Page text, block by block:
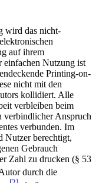
wird das nicht-
auf ihrem
einfachen Nutzung ist
Printing-on-
nicht mit den
kollidiert. Alle
verbleiben beim
Anspruch
verbunden. Im
Nutzer berechtigt,
Gebrauch
Zahl zu drucken (§ 53
durch die